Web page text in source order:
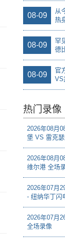
08-09
从
热
08-09
罕
德
08-09
官
VS
热门录像
2026年08月
堡 VS 雷克
2026年08月
维尔港 全场
2026年07月
- 纽纳华丁闪
2026年07月
全场录像